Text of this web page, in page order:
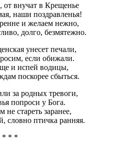
от внучат в Крещенье
наши поздравленья!
и желаем нежно,
долго, безмятежно.
унесет печали,
если обижали.
и испей водицы,
поскорее сбыться.
за родных тревоги,
попроси у Бога.
стареть заранее,
словно птичка ранняя.
* * *